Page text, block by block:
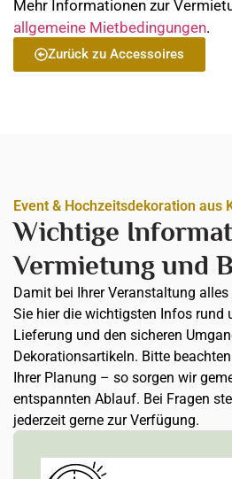
Mehr Informationen zur
allgemeine Mietbedingungen.
Zurück zu Accessoires
Event & Hochzeitsdekoration aus
Wichtige
Vermietung und
Damit bei Ihrer Veranstaltung
Sie hier die wichtigsten Infos rund
Lieferung und den sicheren
Dekorationsartikeln. Bitte
Ihrer Planung – so sorgen wir
entspannten Ablauf. Bei Fragen
jederzeit gerne zur Verfügung.